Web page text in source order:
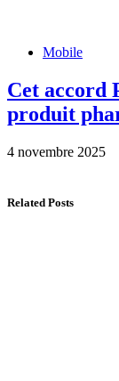
Mobile
Cet accord
produit
4 novembre 2025
Related Posts